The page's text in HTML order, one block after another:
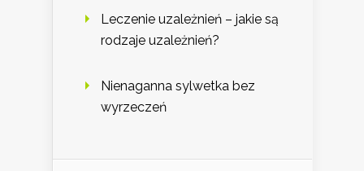
Leczenie uzależnień – jakie są
rodzaje uzależnień?
Nienaganna sylwetka bez
wyrzeczeń